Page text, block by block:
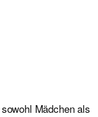
Mädchen als